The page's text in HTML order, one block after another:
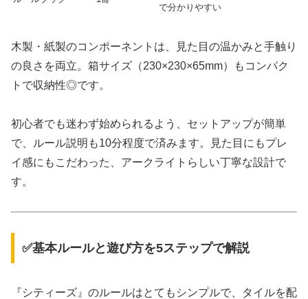
で分かりやすい
木製・紙製のコンポーネントは、見た目の温かみと手触り
の良さを両立。箱サイズ（230×230×65mm）もコンパク
トで収納性◎です。
初心者でも迷わず始められるよう、セットアップが簡単
で、ルール説明も10分程度で済みます。見た目にもプレ
イ感にもこだわった、アークライトらしい丁寧な設計で
す。
✅基本ルールと遊び方を5ステップで解説
『シティーズ』のルールはとてもシンプルで、タイルを配